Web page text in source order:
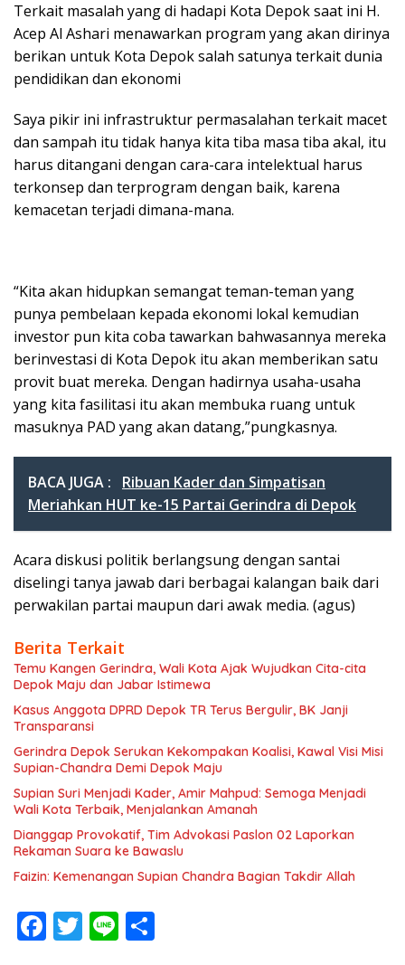
Terkait masalah yang di hadapi Kota Depok saat ini H.
Acep Al Ashari menawarkan program yang akan dirinya
berikan untuk Kota Depok salah satunya terkait dunia
pendidikan dan ekonomi
Saya pikir ini infrastruktur permasalahan terkait macet
dan sampah itu tidak hanya kita tiba masa tiba akal, itu
harus ditangani dengan cara-cara intelektual harus
terkonsep dan terprogram dengan baik, karena
kemacetan terjadi dimana-mana.
“Kita akan hidupkan semangat teman-teman yang
punya pembelaan kepada ekonomi lokal kemudian
investor pun kita coba tawarkan bahwasannya mereka
berinvestasi di Kota Depok itu akan memberikan satu
provit buat mereka. Dengan hadirnya usaha-usaha
yang kita fasilitasi itu akan membuka ruang untuk
masuknya PAD yang akan datang,”pungkasnya.
BACA JUGA :
Ribuan Kader dan Simpatisan
Meriahkan HUT ke-15 Partai Gerindra di Depok
Acara diskusi politik berlangsung dengan santai
diselingi tanya jawab dari berbagai kalangan baik dari
perwakilan partai maupun dari awak media. (agus)
Berita Terkait
Temu Kangen Gerindra, Wali Kota Ajak Wujudkan Cita-cita
Depok Maju dan Jabar Istimewa
Kasus Anggota DPRD Depok TR Terus Bergulir, BK Janji
Transparansi
Gerindra Depok Serukan Kekompakan Koalisi, Kawal Visi Misi
Supian-Chandra Demi Depok Maju
Supian Suri Menjadi Kader, Amir Mahpud: Semoga Menjadi
Wali Kota Terbaik, Menjalankan Amanah
Dianggap Provokatif, Tim Advokasi Paslon 02 Laporkan
Rekaman Suara ke Bawaslu
Faizin: Kemenangan Supian Chandra Bagian Takdir Allah
F T Li